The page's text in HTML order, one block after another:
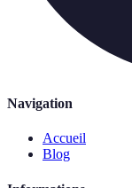
Navigation
Accueil
Blog